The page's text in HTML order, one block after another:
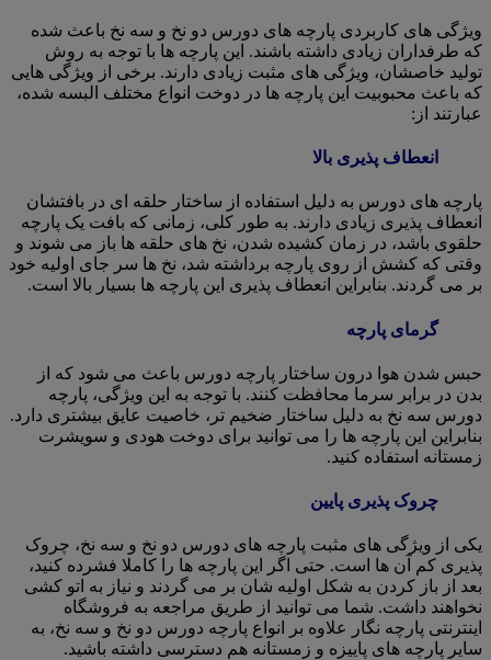
ویژگی های کاربردی پارچه های دورس دو نخ و سه نخ باعث شده
که طرفداران زیادی داشته باشند. این پارچه ها با توجه به روش
تولید خاصشان، ویژگی های مثبت زیادی دارند. برخی از ویژگی هایی
که باعث محبوبیت این پارچه ها در دوخت انواع مختلف البسه شده،
عبارتند از:
انعطاف پذیری بالا
پارچه های دورس به دلیل استفاده از ساختار حلقه ای در بافتشان
انعطاف پذیری زیادی دارند. به طور کلی، زمانی که بافت یک پارچه
حلقوی باشد، در زمان کشیده شدن، نخ های حلقه ها باز می شوند و
وقتی که کشش از روی پارچه برداشته شد، نخ ها سر جای اولیه خود
بر می گردند. بنابراین انعطاف پذیری این پارچه ها بسیار بالا است.
گرمای پارچه
حبس شدن هوا درون ساختار پارچه دورس باعث می شود که از
بدن در برابر سرما محافظت کنند. با توجه به این ویژگی، پارچه
دورس سه نخ به دلیل ساختار ضخیم تر، خاصیت عایق بیشتری دارد.
بنابراین این پارچه ها را می توانید برای دوخت هودی و سویشرت
زمستانه استفاده کنید.
چروک پذیری پایین
یکی از ویژگی های مثبت پارچه های دورس دو نخ و سه نخ، چروک
پذیری کم آن ها است. حتی اگر این پارچه ها را کاملا فشرده کنید،
بعد از باز کردن به شکل اولیه شان بر می گردند و نیاز به اتو کشی
نخواهند داشت. شما می توانید از طریق مراجعه به فروشگاه
اینترنتی پارچه نگار علاوه بر انواع پارچه دورس دو نخ و سه نخ، به
سایر پارچه های پاییزه و زمستانه هم دسترسی داشته باشید.